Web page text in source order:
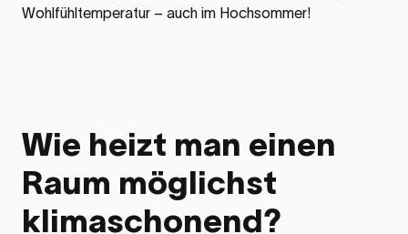
Wohlfühltemperatur – auch im Hochsommer!
Wie heizt man einen
Raum möglichst
klimaschonend?